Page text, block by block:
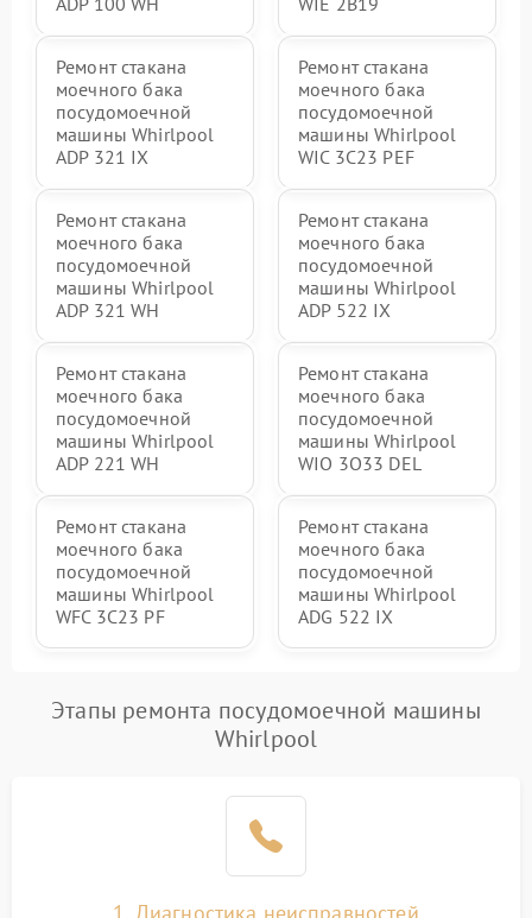
Ремонт стакана
моечного бака
посудомоечной
машины Whirlpool
ADP 321 IX
Ремонт стакана
моечного бака
посудомоечной
машины Whirlpool
WIC 3C23 PEF
Ремонт стакана
моечного бака
посудомоечной
машины Whirlpool
ADP 321 WH
Ремонт стакана
моечного бака
посудомоечной
машины Whirlpool
ADP 522 IX
Ремонт стакана
моечного бака
посудомоечной
машины Whirlpool
ADP 221 WH
Ремонт стакана
моечного бака
посудомоечной
машины Whirlpool
WIO 3O33 DEL
Ремонт стакана
моечного бака
посудомоечной
машины Whirlpool
WFC 3C23 PF
Ремонт стакана
моечного бака
посудомоечной
машины Whirlpool
ADG 522 IX
Этапы ремонта посудомоечной машины
Whirlpool